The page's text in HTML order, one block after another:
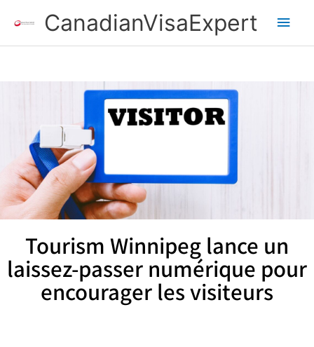
CanadianVisaExpert
Tourism Winnipeg lance un
laissez-passer numérique pour
encourager les visiteurs